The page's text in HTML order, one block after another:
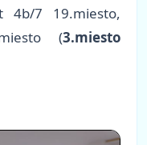
4b/7 19.miesto,
(3.miesto